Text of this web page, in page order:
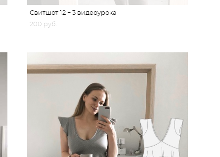
Свитшот 12 + 3 видеоурока
200 pуб.